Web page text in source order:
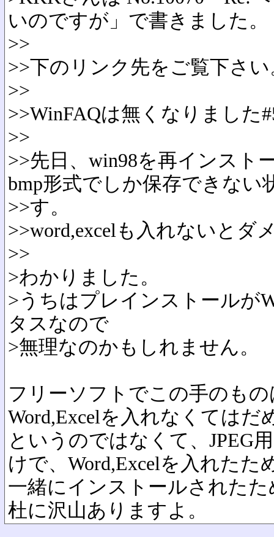
いのですが」で書きました。
>>
>>下のリンク先をご覧下さい
>>
>>WinFAQは無くなりました
>>
>>先日、win98を再インスト
bmp形式でしか保存できない
>>す。
>>word,excelも入れないとダ
>>
>わかりました。
>うちはプレインストールが
タスなので
>無理なのかもしれません。
フリーソフトでこの手のも
Word,Excelを入れなくてはだ
というのではなくて、JPEG
けで、Word,Excelを入れたた
一緒にインストールされた
杜に沢山ありますよ。